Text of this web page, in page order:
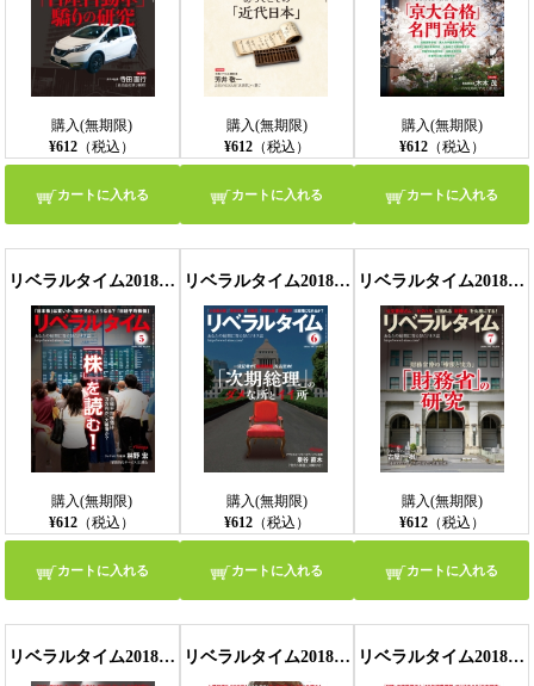
購入(無期限)
¥612 （税込）
カートに入れる
購入(無期限)
¥612（税込）
カートに入れる
購入(無期限)
¥612（税込）
カートに入れる
リベラルタイム2018年5月号
購入(無期限)
¥612 （税込）
カートに入れる
リベラルタイム2018年6月号
購入(無期限)
¥612（税込）
カートに入れる
リベラルタイム2018年7月号
購入(無期限)
¥612（税込）
カートに入れる
リベラルタイム2018年8月号 リベラルタイム2018年9月号 リベラルタイム2018年10月号